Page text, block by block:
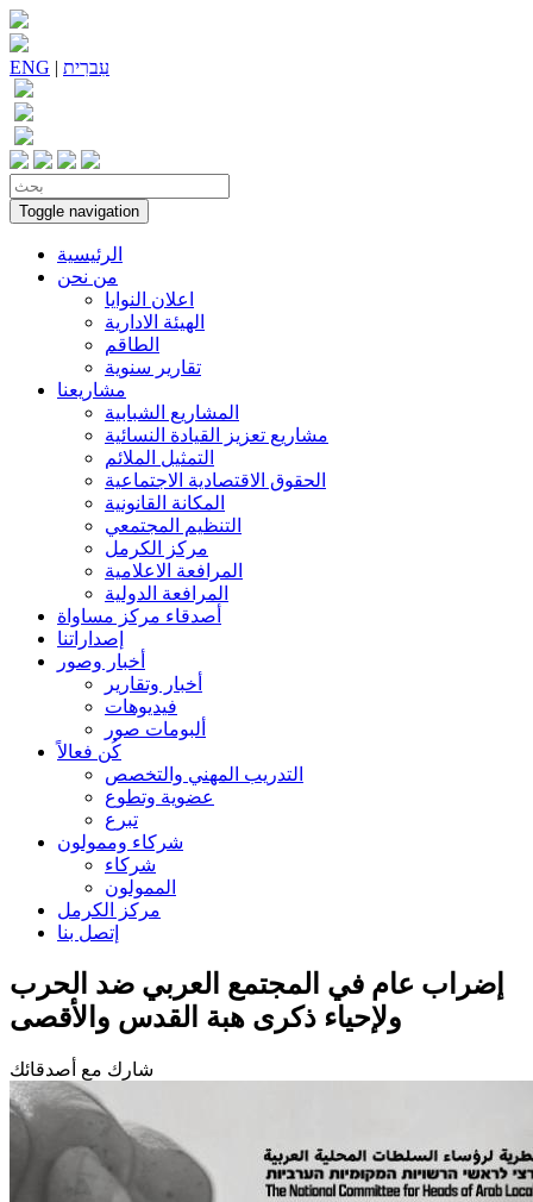
ENG | עִברִית
Toggle navigation
الرئيسية
من نحن
اعلان النوايا
الهيئة الادارية
الطاقم
تقارير سنوية
مشاريعنا
المشاريع الشبابية
مشاريع تعزيز القيادة النسائية
التمثيل الملائم
الحقوق الاقتصادية الاجتماعية
المكانة القانونية
التنظيم المجتمعي
مركز الكرمل
المرافعة الاعلامية
المرافعة الدولية
أصدقاء مركز مساواة
إصداراتنا
أخبار وصور
أخبار وتقارير
فيديوهات
ألبومات صور
كُن فعالاً
التدريب المهني والتخصص
عضوية وتطوع
تبرع
شركاء وممولون
شركاء
الممولون
مركز الكرمل
إتصل بنا
إضراب عام في المجتمع العربي ضد الحرب
ولإحياء ذكرى هبة القدس والأقصى
شارك مع أصدقائك